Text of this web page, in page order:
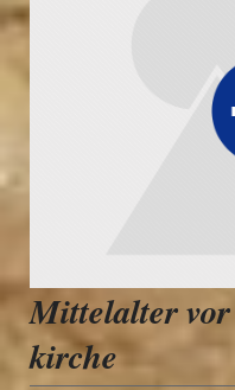
Mittelalter